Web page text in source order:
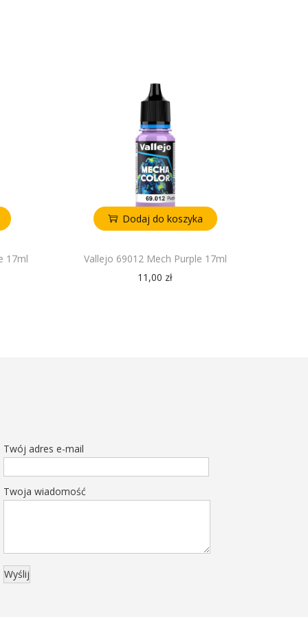
17ml
Dodaj do koszyka
Vallejo 69012 Mech Purple 17ml
11,00 zł
Twój adres e-mail
Twoja wiadomość